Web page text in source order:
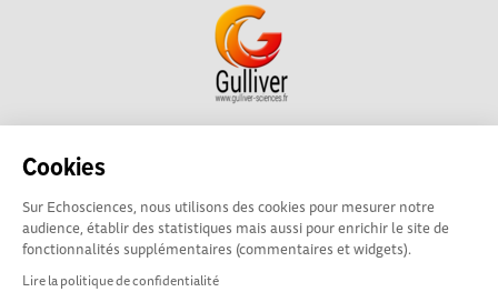
Cookies
Sur Echosciences, nous utilisons des cookies pour mesurer notre
audience, établir des statistiques mais aussi pour enrichir le site de
fonctionnalités supplémentaires (commentaires et widgets).
Lire la politique de confidentialité
Echosciences Sud Provence-Alpes-Côte d'Azur est à
académique pour la Recherche et l'Innovation Provence-
Alpes-Côte d'Azur. La plateforme est mise en oeuvre pour
vous parGulliver